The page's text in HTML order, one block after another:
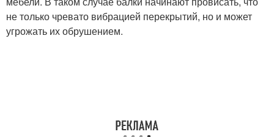
не только чревато вибрацией перекрытий, но и может
угрожать их обрушением.